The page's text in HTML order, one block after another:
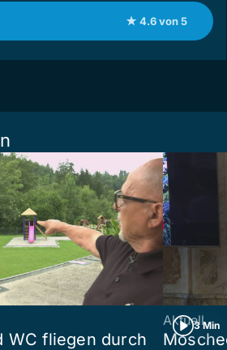
★ 4.6 von 5
WC fliegen durch
3 Min
Aktuell